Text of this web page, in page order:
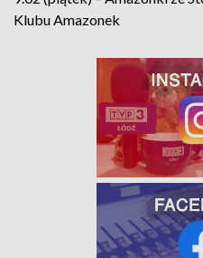
Klubu Amazonek